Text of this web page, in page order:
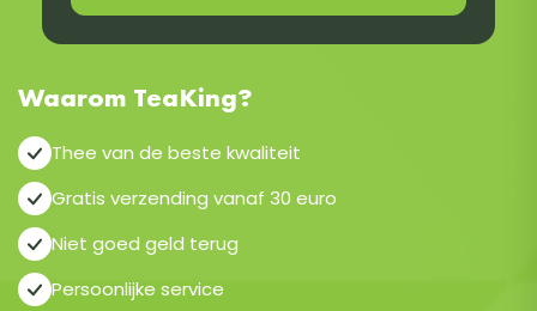
Waarom TeaKing?
Thee van de beste kwaliteit
Gratis verzending vanaf 30 euro
Niet goed geld terug
Persoonlijke service